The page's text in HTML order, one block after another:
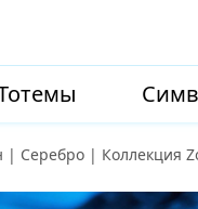
| Серебро | Коллекция